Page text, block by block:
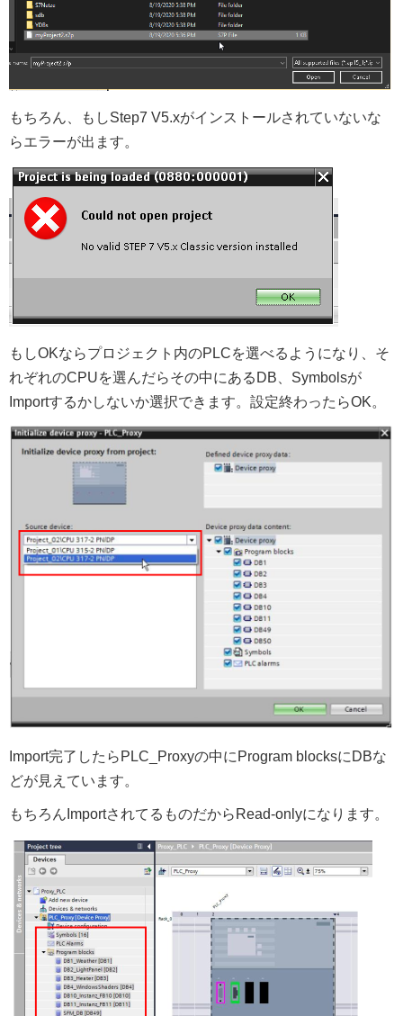
もちろん、もしStep7 V5.xがインストールされていないな
らエラーが出ます。
もしOKならプロジェクト内のPLCを選べるようになり、そ
れぞれのCPUを選んだらその中にあるDB、Symbolsが
Importするかしないか選択できます。設定終わったらOK。
Import完了したらPLC_Proxyの中にProgram blocksにDBな
どが見えています。
もちろんImportされてるものだからRead-onlyになります。